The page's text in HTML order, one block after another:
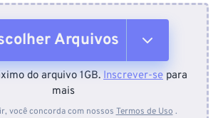
Arquivos
Do dispositivo
do arquivo 1GB. Inscrever-se para
mais
você concorda com nossos Termos de Uso .